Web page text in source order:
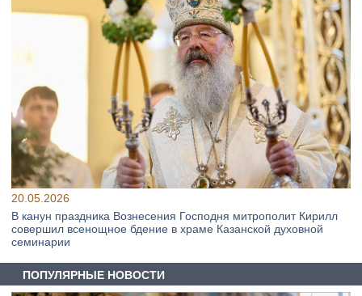
20.05.2026
В канун праздника Вознесения Господня митрополит Кирилл
совершил всенощное бдение в храме Казанской духовной
семинарии
ПОПУЛЯРНЫЕ НОВОСТИ